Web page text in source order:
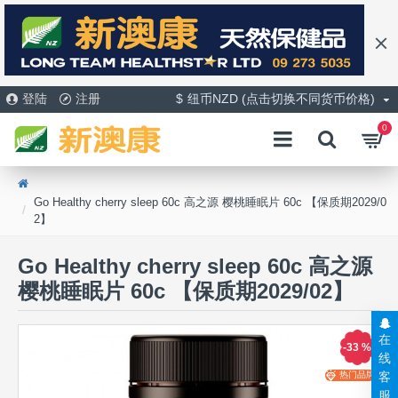
登陆 注册 $ 纽币NZD (点击切换不同货币价格)
0
Go Healthy cherry sleep 60c 高之源 樱桃睡眠片 60c 【保质期2029/0
2】
Go Healthy cherry sleep 60c 高之源
樱桃睡眠片 60c 【保质期2029/02】
热门品牌
-33 % 在
线
客